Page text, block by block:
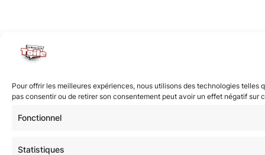
Pour offrir les meilleures expériences, nous utilisons des technologies
pas consentir ou de retirer son consentement peut avoir un effet négatif sur
Fonctionnel
Statistiques